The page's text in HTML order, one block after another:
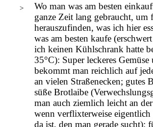
Wo man was am besten
ganze Zeit lang gebraucht, um
herauszufinden, was ich hier
was am besten kaufe
ich keinen Kühlschrank hatte
35°C): Super leckeres Gemüse
bekommt man reichlich auf
an vielen Straßenecken; gutes
süße Brotlaibe
man auch ziemlich leicht an
wenn verflixterweise eigentlich
da ist, den man gerade sucht);